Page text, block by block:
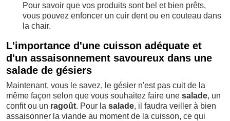
Pour savoir que vos produits sont bel et bien prêts,
vous pouvez enfoncer un cuir dent ou en couteau dans
la chair.
L'importance d'une cuisson adéquate et
d'un assaisonnement savoureux dans une
salade de gésiers
Maintenant, vous le savez, le gésier n'est pas cuit de la
même façon selon que vous souhaitez faire une salade, un
confit ou un ragoût. Pour la salade, il faudra veiller à bien
assaisonner la viande au moment de la cuisson, ce qui